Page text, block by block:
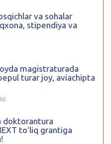
va sohalar
stipendiya va
magistraturada
turar joy, aviachipta
doktorantura
toʻliq grantiga